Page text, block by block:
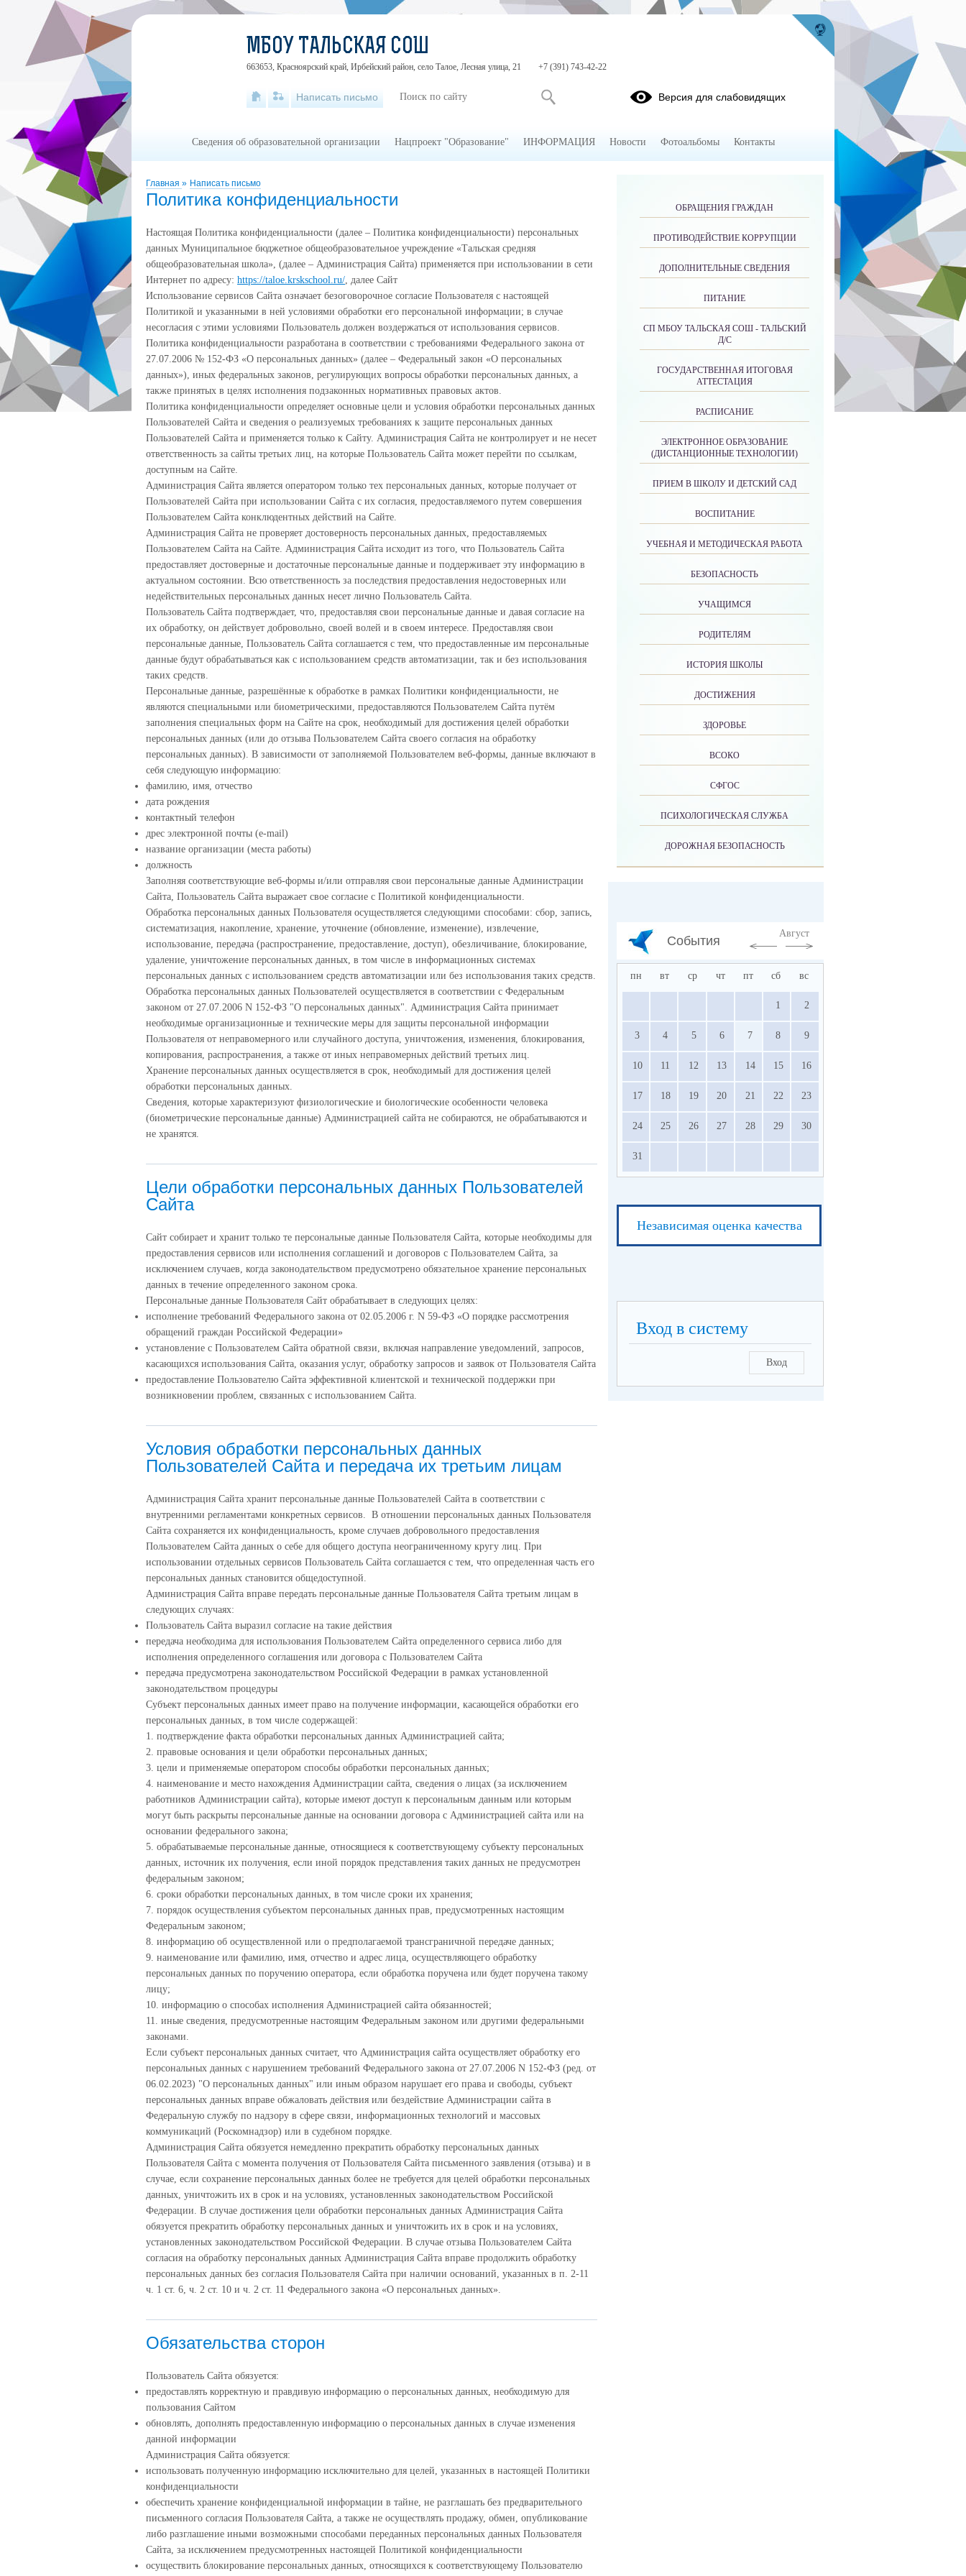
Главная » Написать письмо
Политика конфиденциальности
Настоящая Политика конфиденциальности (далее – Политика конфиденциальности) персональных
данных Муниципальное бюджетное общеобразовательное учреждение «Тальская средняя
общеобразовательная школа», (далее – Администрация Сайта) применяется при использовании в сети
Интернет по адресу: https://taloe.krskschool.ru/, далее Сайт
Использование сервисов Сайта означает безоговорочное согласие Пользователя с настоящей
Политикой и указанными в ней условиями обработки его персональной информации; в случае
несогласия с этими условиями Пользователь должен воздержаться от использования сервисов.
Политика конфиденциальности разработана в соответствии с требованиями Федерального закона от
27.07.2006 № 152-ФЗ «О персональных данных» (далее – Федеральный закон «О персональных
данных»), иных федеральных законов, регулирующих вопросы обработки персональных данных, а
также принятых в целях исполнения подзаконных нормативных правовых актов.
Политика конфиденциальности определяет основные цели и условия обработки персональных данных
Пользователей Сайта и сведения о реализуемых требованиях к защите персональных данных
Пользователей Сайта и применяется только к Сайту. Администрация Сайта не контролирует и не несет
ответственность за сайты третьих лиц, на которые Пользователь Сайта может перейти по ссылкам,
доступным на Сайте.
Администрация Сайта является оператором только тех персональных данных, которые получает от
Пользователей Сайта при использовании Сайта с их согласия, предоставляемого путем совершения
Пользователем Сайта конклюдентных действий на Сайте.
Администрация Сайта не проверяет достоверность персональных данных, предоставляемых
Пользователем Сайта на Сайте. Администрация Сайта исходит из того, что Пользователь Сайта
предоставляет достоверные и достаточные персональные данные и поддерживает эту информацию в
актуальном состоянии. Всю ответственность за последствия предоставления недостоверных или
недействительных персональных данных несет лично Пользователь Сайта.
Пользователь Сайта подтверждает, что, предоставляя свои персональные данные и давая согласие на
их обработку, он действует добровольно, своей волей и в своем интересе. Предоставляя свои
персональные данные, Пользователь Сайта соглашается с тем, что предоставленные им персональные
данные будут обрабатываться как с использованием средств автоматизации, так и без использования
таких средств.
Персональные данные, разрешённые к обработке в рамках Политики конфиденциальности, не
являются специальными или биометрическими, предоставляются Пользователем Сайта путём
заполнения специальных форм на Сайте на срок, необходимый для достижения целей обработки
персональных данных (или до отзыва Пользователем Сайта своего согласия на обработку
персональных данных). В зависимости от заполняемой Пользователем веб-формы, данные включают в
себя следующую информацию:
фамилию, имя, отчество
дата рождения
контактный телефон
дрес электронной почты (e-mail)
название организации (места работы)
должность
Заполняя соответствующие веб-формы и/или отправляя свои персональные данные Администрации
Сайта, Пользователь Сайта выражает свое согласие с Политикой конфиденциальности.
Обработка персональных данных Пользователя осуществляется следующими способами: сбор, запись,
систематизация, накопление, хранение, уточнение (обновление, изменение), извлечение,
использование, передача (распространение, предоставление, доступ), обезличивание, блокирование,
удаление, уничтожение персональных данных, в том числе в информационных системах
персональных данных с использованием средств автоматизации или без использования таких средств.
Обработка персональных данных Пользователей осуществляется в соответствии с Федеральным
законом от 27.07.2006 N 152-ФЗ "О персональных данных". Администрация Сайта принимает
необходимые организационные и технические меры для защиты персональной информации
Пользователя от неправомерного или случайного доступа, уничтожения, изменения, блокирования,
копирования, распространения, а также от иных неправомерных действий третьих лиц.
Хранение персональных данных осуществляется в срок, необходимый для достижения целей
обработки персональных данных.
Сведения, которые характеризуют физиологические и биологические особенности человека
(биометрические персональные данные) Администрацией сайта не собираются, не обрабатываются и
не хранятся.
Цели обработки персональных данных Пользователей
Сайта
Сайт собирает и хранит только те персональные данные Пользователя Сайта, которые необходимы для
предоставления сервисов или исполнения соглашений и договоров с Пользователем Сайта, за
исключением случаев, когда законодательством предусмотрено обязательное хранение персональных
данных в течение определенного законом срока.
Персональные данные Пользователя Сайт обрабатывает в следующих целях:
исполнение требований Федерального закона от 02.05.2006 г. N 59-ФЗ «О порядке рассмотрения
обращений граждан Российской Федерации»
установление с Пользователем Сайта обратной связи, включая направление уведомлений, запросов,
касающихся использования Сайта, оказания услуг, обработку запросов и заявок от Пользователя Сайта
предоставление Пользователю Сайта эффективной клиентской и технической поддержки при
возникновении проблем, связанных с использованием Сайта.
Условия обработки персональных данных
Пользователей Сайта и передача их третьим лицам
Администрация Сайта хранит персональные данные Пользователей Сайта в соответствии с
внутренними регламентами конкретных сервисов. В отношении персональных данных Пользователя
Сайта сохраняется их конфиденциальность, кроме случаев добровольного предоставления
Пользователем Сайта данных о себе для общего доступа неограниченному кругу лиц. При
использовании отдельных сервисов Пользователь Сайта соглашается с тем, что определенная часть его
персональных данных становится общедоступной.
Администрация Сайта вправе передать персональные данные Пользователя Сайта третьим лицам в
следующих случаях:
Пользователь Сайта выразил согласие на такие действия
передача необходима для использования Пользователем Сайта определенного сервиса либо для
исполнения определенного соглашения или договора с Пользователем Сайта
передача предусмотрена законодательством Российской Федерации в рамках установленной
законодательством процедуры
Субъект персональных данных имеет право на получение информации, касающейся обработки его
персональных данных, в том числе содержащей:
1. подтверждение факта обработки персональных данных Администрацией сайта;
2. правовые основания и цели обработки персональных данных;
3. цели и применяемые оператором способы обработки персональных данных;
4. наименование и место нахождения Администрации сайта, сведения о лицах (за исключением
работников Администрации сайта), которые имеют доступ к персональным данным или которым
могут быть раскрыты персональные данные на основании договора с Администрацией сайта или на
основании федерального закона;
5. обрабатываемые персональные данные, относящиеся к соответствующему субъекту персональных
данных, источник их получения, если иной порядок представления таких данных не предусмотрен
федеральным законом;
6. сроки обработки персональных данных, в том числе сроки их хранения;
7. порядок осуществления субъектом персональных данных прав, предусмотренных настоящим
Федеральным законом;
8. информацию об осуществленной или о предполагаемой трансграничной передаче данных;
9. наименование или фамилию, имя, отчество и адрес лица, осуществляющего обработку
персональных данных по поручению оператора, если обработка поручена или будет поручена такому
лицу;
10. информацию о способах исполнения Администрацией сайта обязанностей;
11. иные сведения, предусмотренные настоящим Федеральным законом или другими федеральными
законами.
Если субъект персональных данных считает, что Администрация сайта осуществляет обработку его
персональных данных с нарушением требований Федерального закона от 27.07.2006 N 152-ФЗ (ред. от
06.02.2023) "О персональных данных" или иным образом нарушает его права и свободы, субъект
персональных данных вправе обжаловать действия или бездействие Администрации сайта в
Федеральную службу по надзору в сфере связи, информационных технологий и массовых
коммуникаций (Роскомнадзор) или в судебном порядке.
Администрация Сайта обязуется немедленно прекратить обработку персональных данных
Пользователя Сайта с момента получения от Пользователя Сайта письменного заявления (отзыва) и в
случае, если сохранение персональных данных более не требуется для целей обработки персональных
данных, уничтожить их в срок и на условиях, установленных законодательством Российской
Федерации. В случае достижения цели обработки персональных данных Администрация Сайта
обязуется прекратить обработку персональных данных и уничтожить их в срок и на условиях,
установленных законодательством Российской Федерации. В случае отзыва Пользователем Сайта
согласия на обработку персональных данных Администрация Сайта вправе продолжить обработку
персональных данных без согласия Пользователя Сайта при наличии оснований, указанных в п. 2-11
ч. 1 ст. 6, ч. 2 ст. 10 и ч. 2 ст. 11 Федерального закона «О персональных данных».
Обязательства сторон
Пользователь Сайта обязуется:
предоставлять корректную и правдивую информацию о персональных данных, необходимую для
пользования Сайтом
обновлять, дополнять предоставленную информацию о персональных данных в случае изменения
данной информации
Администрация Сайта обязуется:
использовать полученную информацию исключительно для целей, указанных в настоящей Политики
конфиденциальности
обеспечить хранение конфиденциальной информации в тайне, не разглашать без предварительного
письменного согласия Пользователя Сайта, а также не осуществлять продажу, обмен, опубликование
либо разглашение иными возможными способами переданных персональных данных Пользователя
Сайта, за исключением предусмотренных настоящей Политикой конфиденциальности
осуществить блокирование персональных данных, относящихся к соответствующему Пользователю
ОБРАЩЕНИЯ ГРАЖДАН
ПРОТИВОДЕЙСТВИЕ КОРРУПЦИИ
ДОПОЛНИТЕЛЬНЫЕ СВЕДЕНИЯ
ПИТАНИЕ
СП МБОУ ТАЛЬСКАЯ СОШ - ТАЛЬСКИЙ
Д/С
ГОСУДАРСТВЕННАЯ ИТОГОВАЯ
АТТЕСТАЦИЯ
РАСПИСАНИЕ
ЭЛЕКТРОННОЕ ОБРАЗОВАНИЕ
(ДИСТАНЦИОННЫЕ ТЕХНОЛОГИИ)
ПРИЕМ В ШКОЛУ И ДЕТСКИЙ САД
ВОСПИТАНИЕ
УЧЕБНАЯ И МЕТОДИЧЕСКАЯ РАБОТА
БЕЗОПАСНОСТЬ
УЧАЩИМСЯ
РОДИТЕЛЯМ
ИСТОРИЯ ШКОЛЫ
ДОСТИЖЕНИЯ
ЗДОРОВЬЕ
ВСОКО
СФГОС
ПСИХОЛОГИЧЕСКАЯ СЛУЖБА
ДОРОЖНАЯ БЕЗОПАСНОСТЬ
События
Август
пн вт ср чт пт сб вс
1 2
3 4 5 6 7 8 9
10 11 12 13 14 15 16
17 18 19 20 21 22 23
24 25 26 27 28 29 30
31
Независимая оценка качества
Вход в систему
Вход
МБОУ ТАЛЬСКАЯ СОШ
663653, Красноярский край, Ирбейский район, село Талое, Лесная улица, 21 +7 (391) 743-42-22
Написать письмо Версия для слабовидящих
Сведения об образовательной организации Нацпроект "Образование" ИНФОРМАЦИЯ Новости Фотоальбомы Контакты